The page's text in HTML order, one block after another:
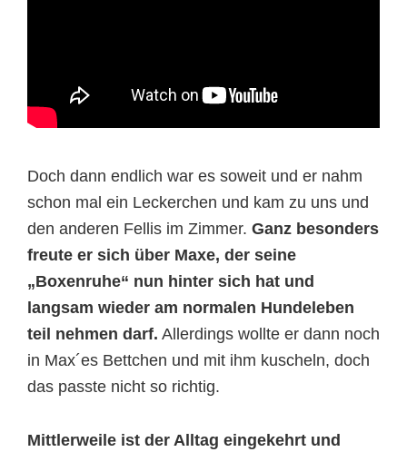
Doch dann endlich war es soweit und er nahm
schon mal ein Leckerchen und kam zu uns und
den anderen Fellis im Zimmer. Ganz besonders
freute er sich über Maxe, der seine
„Boxenruhe“ nun hinter sich hat und
langsam wieder am normalen Hundeleben
teil nehmen darf. Allerdings wollte er dann noch
in Max´es Bettchen und mit ihm kuscheln, doch
das passte nicht so richtig.
Mittlerweile ist der Alltag eingekehrt und